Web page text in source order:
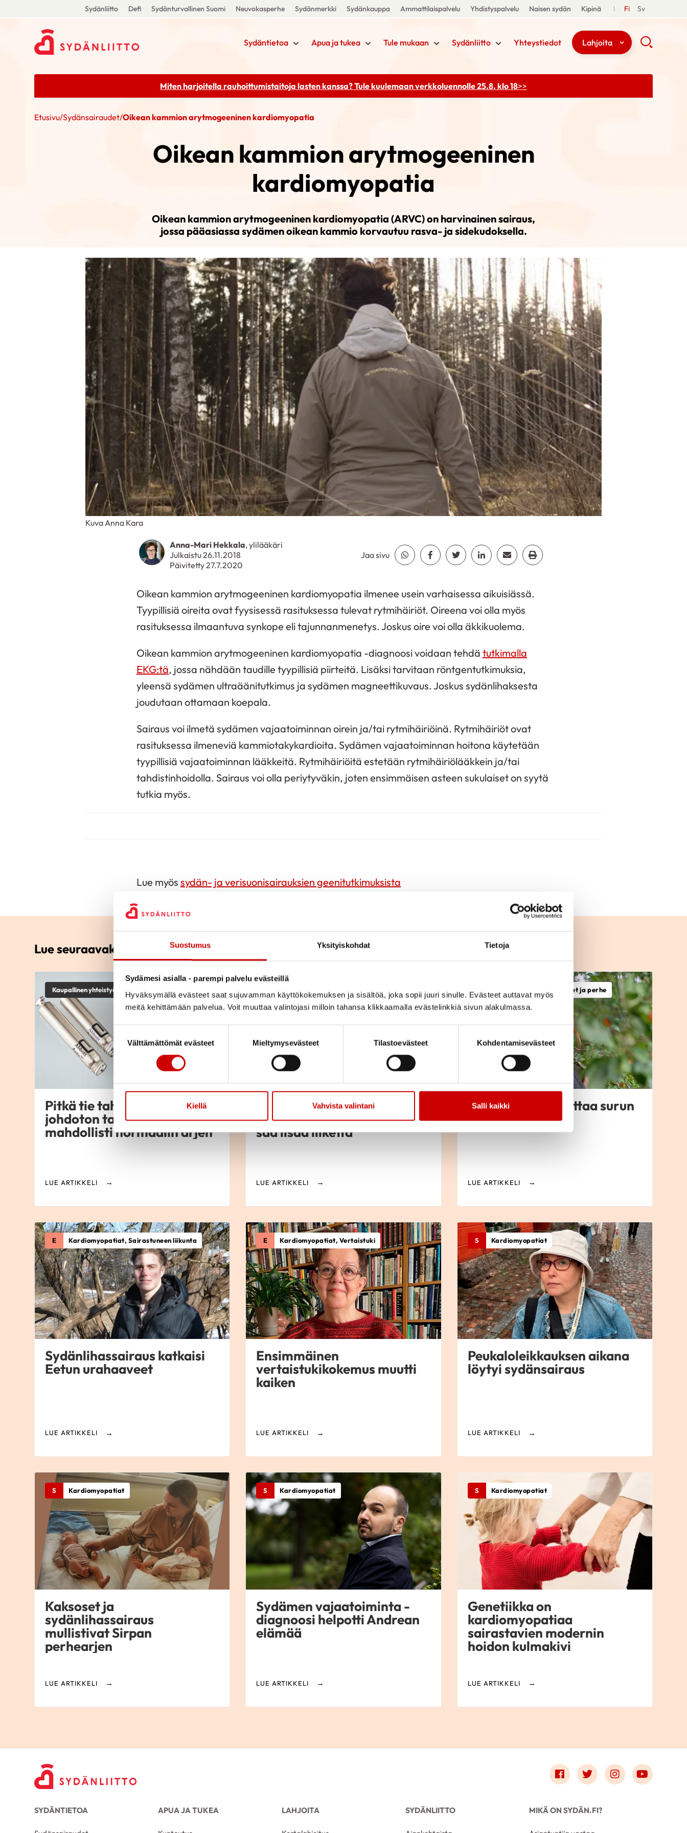
Suostumus Yksityiskohdat Tietoja
Sydämesi asialla - parempi palvelu evästeillä
Hyväksymällä evästeet saat sujuvamman käyttökokemuksen ja sisältöä, joka sopii juuri sinulle. Evästeet auttavat myös
meitä kehittämään palvelua. Voit muuttaa valintojasi milloin tahansa klikkaamalla evästelinkkiä sivun alakulmassa.
Välttämättömät evästeet
Mieltymysevästeet Tilastoevästeet Kohdentamisevästeet
Kiellä Vahvista valintani Salli kaikki
Sydänliitto Defi Sydänturvallinen Suomi Neuvokasperhe Sydänmerkki Sydänkauppa Ammattilaispalvelu Yhdistyspalvelu Naisen sydän Kipinä Fi Sv
Sydäntietoa Apua ja tukea Tule mukaan Sydänliitto Yhteystiedot Lahjoita
Miten harjoitella rauhoittumistaitoja lasten kanssa? Tule kuulemaanverkkoluennolle 25.8. klo 18>>
Etusivu/Sydänsairaudet/Oikean kammion arytmogeeninen kardiomyopatia
Oikean kammion arytmogeeninen
kardiomyopatia
Oikean kammion arytmogeeninen kardiomyopatia (ARVC) on harvinainen sairaus,
jossa pääasiassa sydämen oikean kammio korvautuu rasva- ja sidekudoksella.
Anna-Mari Hekkala, ylilääkäri
Julkaistu 26.11.2018
Päivitetty 27.7.2020
Jaa sivu Jaa Whatsapp
Jaa Facebook
Jaa TwitterJaa LinkedinJaa EmailJaa Print
Kuva Anna Kara
Oikean kammion arytmogeeninen kardiomyopatia ilmenee usein varhaisessa aikuisiässä.
Tyypillisiä oireita ovat fyysisessä rasituksessa tulevat rytmihäiriöt. Oireena voi olla myös
rasituksessa ilmaantuva synkope eli tajunnanmenetys. Joskus oire voi olla äkkikuolema.
Oikean kammion arytmogeeninen kardiomyopatia -diagnoosi voidaan tehdä tutkimalla
EKG:tä, jossa nähdään taudille tyypillisiä piirteitä. Lisäksi tarvitaan röntgentutkimuksia,
yleensä sydämen ultraäänitutkimus ja sydämen magneettikuvaus. Joskus sydänlihaksesta
joudutaan ottamaan koepala.
Sairaus voi ilmetä sydämen vajaatoiminnan oirein ja/tai rytmihäiriöinä. Rytmihäiriöt ovat
rasituksessa ilmeneviä kammiotakykardioita. Sydämen vajaatoiminnan hoitona käytetään
tyypillisiä vajaatoiminnan lääkkeitä. Rytmihäiriöitä estetään rytmihäiriölääkkein ja/tai
tahdistinhoidolla. Sairaus voi olla periytyväkin, joten ensimmäisen asteen sukulaiset on syytä
tutkia myös.
Lue myös sydän- ja verisuonisairauksien geenitutkimuksista
Lue seuraavaksi
Kaupallinen yhteistyö
Pitkä tie tahdistinhoidossa –
johdoton tahdistin
mahdollisti normaalin arjen
LUE ARTIKKELI
Istuminen kuormittaa myös
sydäntä – näin työpäivään
saa lisää liikettä
LUE ARTIKKELI
Kardiomyopatiat, Läheiset ja perhe
Kirjoittaminen auttaa surun
käsittelyssä
LUE ARTIKKELI
E Kardiomyopatiat, Sairastuneen liikunta
Sydänlihassairaus katkaisi
Eetun urahaaveet
LUE ARTIKKELI
E Kardiomyopatiat, Vertaistuki
Ensimmäinen
vertaistukikokemus muutti
kaiken
LUE ARTIKKELI
S Kardiomyopatiat
Peukaloleikkauksen aikana
löytyi sydänsairaus
LUE ARTIKKELI
S Kardiomyopatiat
Kaksoset ja
sydänlihassairaus
mullistivat Sirpan
perhearjen
LUE ARTIKKELI
S Kardiomyopatiat
Sydämen vajaatoiminta -
diagnoosi helpotti Andrean
elämää
LUE ARTIKKELI
S Kardiomyopatiat
Genetiikka on
kardiomyopatiaa
sairastavien modernin
hoidon kulmakivi
LUE ARTIKKELI
Link to facebook
Link to twitter
Link to Link to
SYDÄNTIETOA APUA JA TUKEA LAHJOITA SYDÄNLIITTO MIKÄ ON SYDÄN.FI?